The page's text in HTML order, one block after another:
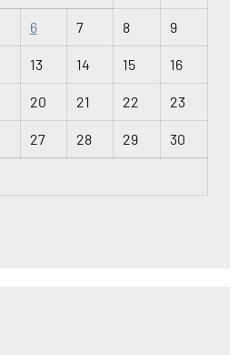
6 7 8 9
13 14 15 16
20 21 22 23
27 28 29 30